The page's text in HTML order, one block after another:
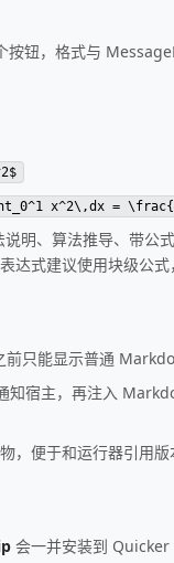
按钮，格式与
x^2\,dx =
明、算法推导、带公
达式建议使用块级公式
前只能显示普通
知宿主，再注入
，便于和运行器引用
会一并安装到 Quicker